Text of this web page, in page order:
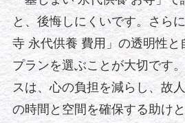
と、後悔しにくいです。さら
寺 永代供養 費用」の透明性と
プランを選ぶことが大切です
スは、心の負担を減らし、故
の時間と空間を確保する助けと